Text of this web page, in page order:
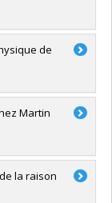
de
Martin
la raison